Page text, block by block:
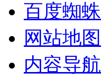
百度蜘蛛
网站地图
内容导航